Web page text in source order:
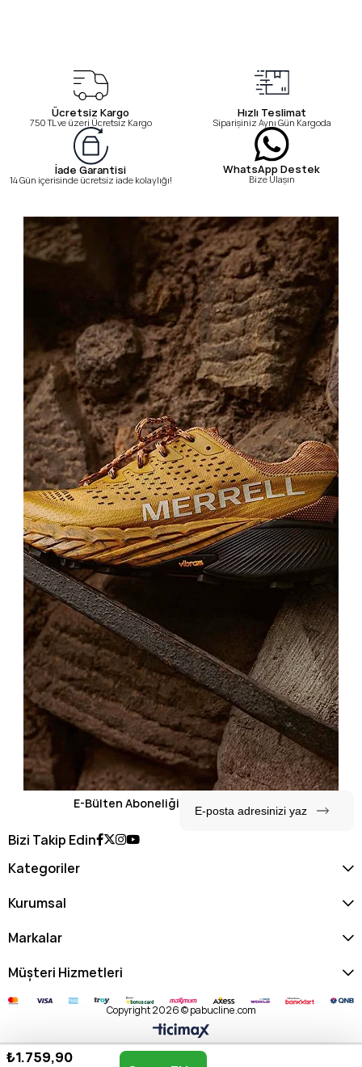
Ücretsiz Kargo
750 TL ve üzeri Ücretsiz Kargo
Hızlı Teslimat
Siparişiniz Aynı Gün Kargoda
İade Garantisi
14 Gün içerisinde ücretsiz iade kolaylığı!
WhatsApp Destek
Bize Ulaşın
E-Bülten Aboneliği
Bizi Takip Edin
Kategoriler
Kurumsal
Markalar
Müşteri Hizmetleri
Copyright 2026 © pabucline.com
₺1.759,90